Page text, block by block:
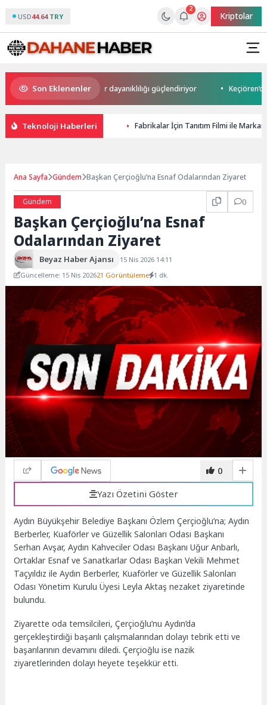
USD44.64 TRY
2
Kriptolar
Son Eklenenler
BT alışkanlıkları siber dayanıklılığı güçlendiriyor Keçiören’de
Teknoloji Haberleri Fabrikalar İçin Tanıtım Filmi ile
Ana Sayfa Gündem Başkan Çerçioğlu’na Esnaf Odalarından Ziyaret
Gündem 0
Başkan Çerçioğlu’na Esnaf
Odalarından Ziyaret
Beyaz Haber Ajansı
15 Nis 2026 14:11
Güncelleme: 15 Nis 202621 Görüntüleme 1 dk.
0
Yazı Özetini Göster
Aydın Büyükşehir Belediye Başkanı Özlem Çerçioğlu’na; Aydın
Berberler, Kuaförler ve Güzellik Salonları Odası Başkanı
Serhan Avşar, Aydın Kahveciler Odası Başkanı Uğur Anbarlı,
Ortaklar Esnaf ve Sanatkarlar Odası Başkan Vekili Mehmet
Taçyıldız ile Aydın Berberler, Kuaförler ve Güzellik Salonları
Odası Yönetim Kurulu Üyesi Leyla Aktaş nezaket ziyaretinde
bulundu.
Ziyarette oda temsilcileri, Çerçioğlu’nu Aydın’da
gerçekleştirdiği başarılı çalışmalarından dolayı tebrik etti ve
başarılarının devamını diledi. Çerçioğlu ise nazik
ziyaretlerinden dolayı heyete teşekkür etti.